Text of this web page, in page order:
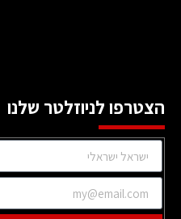
הצטרפו לניוזלטר שלנו